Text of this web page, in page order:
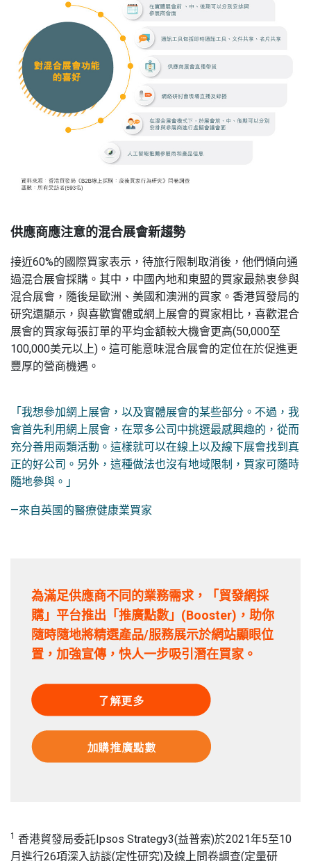
供應商應注意的混合展會新趨勢
接近60%的國際買家表示，待旅行限制取消後，他們傾向通
過混合展會採購。其中，中國內地和東盟的買家最熱衷參與
混合展會，隨後是歐洲、美國和澳洲的買家。香港貿發局的
研究還顯示，與喜歡實體或網上展會的買家相比，喜歡混合
展會的買家每張訂單的平均金額較大機會更高(50,000至
100,000美元以上)。這可能意味混合展會的定位在於促進更
豐厚的營商機遇。
「我想參加網上展會，以及實體展會的某些部分。不過，我
會首先利用網上展會，在眾多公司中挑選最感興趣的，從而
充分善用兩類活動。這樣就可以在線上以及線下展會找到真
正的好公司。另外，這種做法也沒有地域限制，買家可隨時
隨地參與。」
—來自英國的醫療健康業買家
為滿足供應商不同的業務需求，「貿發網採
購」平台推出「推廣點數」(Booster)，助你
隨時隨地將精選產品/服務展示於網站顯眼位
置，加強宣傳，快人一步吸引潛在買家。
1 香港貿發局委託Ipsos Strategy3(益普索)於2021年5至10
月進行26項深入訪談(定性研究)及線上問卷調查(定量研